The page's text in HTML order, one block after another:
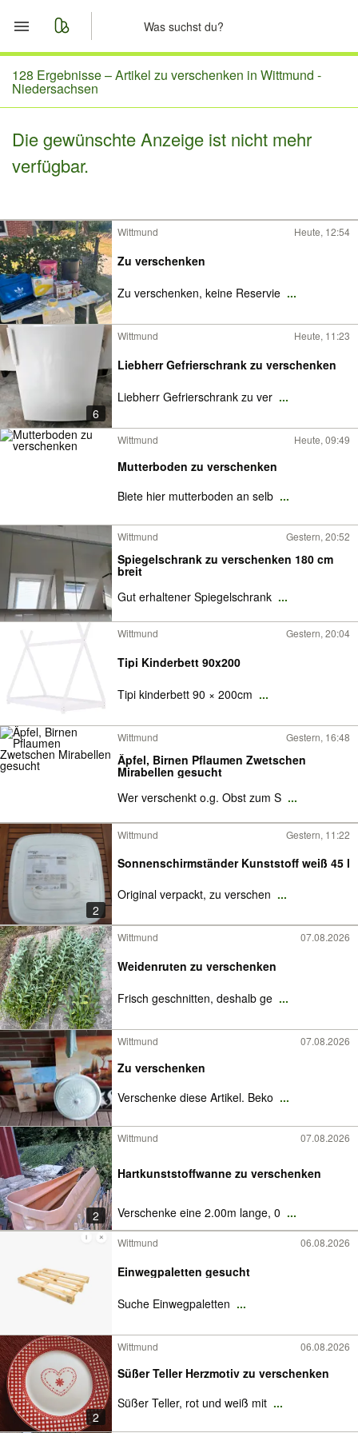
Start
Merkliste
Nachrichten
128 Ergebnisse –Artikel zu verschenken in Wittmund -
Niedersachsen
Die gewünschte Anzeige ist nicht mehr
verfügbar.
Wittmund Heute, 12:54
Zu verschenken
Zu verschenken, keine Reservie ...
6
Wittmund Heute, 11:23
Liebherr Gefrierschrank zu verschenken
Liebherr Gefrierschrank zu ver ...
Wittmund Heute, 09:49
Mutterboden zu verschenken
Biete hier mutterboden an selb ...
Wittmund Gestern, 20:52
Spiegelschrank zu verschenken 180 cm
breit
Gut erhaltener Spiegelschrank ...
Wittmund Gestern, 20:04
Tipi Kinderbett 90x200
Tipi kinderbett 90 × 200cm ...
Wittmund Gestern, 16:48
Äpfel, Birnen Pflaumen Zwetschen
Mirabellen gesucht
Wer verschenkt o.g. Obst zum S ...
2
Wittmund Gestern, 11:22
Sonnenschirmständer Kunststoff weiß 45 l
Original verpackt, zu verschen ...
Wittmund 07.08.2026
Weidenruten zu verschenken
Frisch geschnitten, deshalb ge ...
Wittmund 07.08.2026
Zu verschenken
Verschenke diese Artikel. Beko ...
2
Wittmund 07.08.2026
Hartkunststoffwanne zu verschenken
Verschenke eine 2.00m lange, 0 ...
Wittmund 06.08.2026
Einwegpaletten gesucht
Suche Einwegpaletten ...
2
Wittmund 06.08.2026
Süßer Teller Herzmotiv zu verschenken
Süßer Teller, rot und weiß mit ...